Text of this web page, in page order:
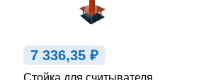
7 336,35 ₽
Стойка для считывателя